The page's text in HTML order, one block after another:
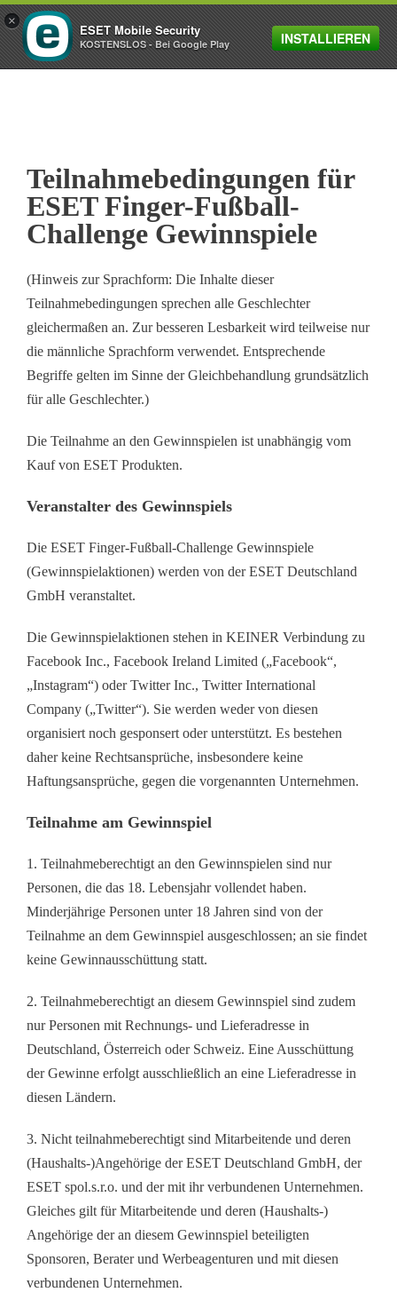
MENU
Teilnahmebedingungen für
ESET Finger-Fußball-
Challenge Gewinnspiele
(Hinweis zur Sprachform: Die Inhalte dieser
Teilnahmebedingungen sprechen alle Geschlechter
gleichermaßen an. Zur besseren Lesbarkeit wird teilweise nur
die männliche Sprachform verwendet. Entsprechende
Begriffe gelten im Sinne der Gleichbehandlung grundsätzlich
für alle Geschlechter.)
Die Teilnahme an den Gewinnspielen ist unabhängig vom
Kauf von ESET Produkten.
Veranstalter des Gewinnspiels
Die ESET Finger-Fußball-Challenge Gewinnspiele
(Gewinnspielaktionen) werden von der ESET Deutschland
GmbH veranstaltet.
Die Gewinnspielaktionen stehen in KEINER Verbindung zu
Facebook Inc., Facebook Ireland Limited („Facebook“,
„Instagram“) oder Twitter Inc., Twitter International
Company („Twitter“). Sie werden weder von diesen
organisiert noch gesponsert oder unterstützt. Es bestehen
daher keine Rechtsansprüche, insbesondere keine
Haftungsansprüche, gegen die vorgenannten Unternehmen.
Teilnahme am Gewinnspiel
1. Teilnahmeberechtigt an den Gewinnspielen sind nur
Personen, die das 18. Lebensjahr vollendet haben.
Minderjährige Personen unter 18 Jahren sind von der
Teilnahme an dem Gewinnspiel ausgeschlossen; an sie findet
keine Gewinnausschüttung statt.
2. Teilnahmeberechtigt an diesem Gewinnspiel sind zudem
nur Personen mit Rechnungs- und Lieferadresse in
Deutschland, Österreich oder Schweiz. Eine Ausschüttung
der Gewinne erfolgt ausschließlich an eine Lieferadresse in
diesen Ländern.
3. Nicht teilnahmeberechtigt sind Mitarbeitende und deren
(Haushalts-)Angehörige der ESET Deutschland GmbH, der
ESET spol.s.r.o. und der mit ihr verbundenen Unternehmen.
Gleiches gilt für Mitarbeitende und deren (Haushalts-)
Angehörige der an diesem Gewinnspiel beteiligten
Sponsoren, Berater und Werbeagenturen und mit diesen
verbundenen Unternehmen.
×
ESET Mobile Security
KOSTENSLOS - Bei Google Play INSTALLIEREN